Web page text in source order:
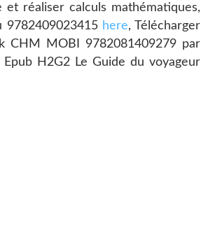
réaliser calculs mathématiques,
9782409023415 here, Télécharger
CHM MOBI 9782081409279 par
H2G2 Le Guide du voyageur